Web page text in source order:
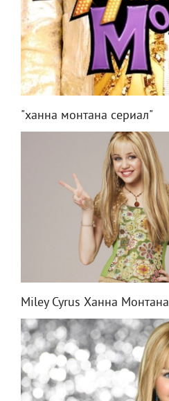
"ханна монтана сериал"
Miley Cyrus Ханна Монтана